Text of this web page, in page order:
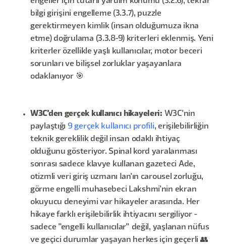
bilgi girişini engelleme (3.3.7), puzzle
gerektirmeyen kimlik (insan olduğumuza ikna
etme) doğrulama (3.3.8-9) kriterleri eklenmiş. Yeni
kriterler özellikle yaşlı kullanıcılar, motor beceri
sorunları ve bilişsel zorluklar yaşayanlara
odaklanıyor 🎯
W3C'den gerçek kullanıcı hikayeleri: W3C'nin
paylaştığı 9 gerçek kullanıcı profili, erişilebilirliğin
teknik gereklilik değil insan odaklı ihtiyaç
olduğunu gösteriyor. Spinal kord yaralanması
sonrası sadece klavye kullanan gazeteci Ade,
otizmli veri giriş uzmanı Ian'ın carousel zorluğu,
görme engelli muhasebeci Lakshmi'nin ekran
okuyucu deneyimi var hikayeler arasında. Her
hikaye farklı erişilebilirlik ihtiyacını sergiliyor -
sadece "engelli kullanıcılar" değil, yaşlanan nüfus
ve geçici durumlar yaşayan herkes için geçerli 👥